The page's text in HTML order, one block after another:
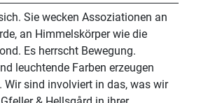
Sie wecken Assoziationen an
an Himmelskörper wie die
Es herrscht Bewegung.
leuchtende Farben erzeugen
Wir sind involviert in das, was wir